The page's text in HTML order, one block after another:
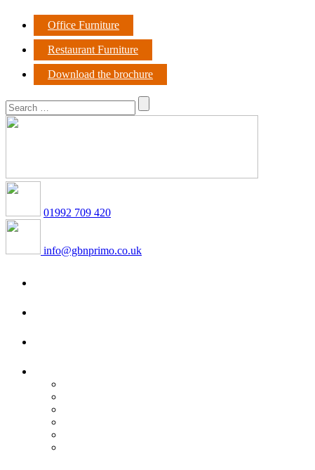
Office Furniture
Restaurant Furniture
Download the brochure
01992 709 420
info@gbnprimo.co.uk